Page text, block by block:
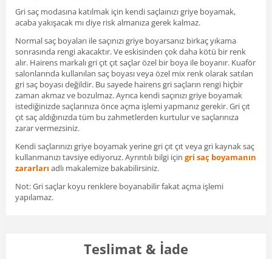
Gri saç modasına katılmak için kendi saçlaınızı griye boyamak,
acaba yakışacak mı diye risk almanıza gerek kalmaz.
Normal saç boyaları ile saçınızı griye boyarsanız birkaç yıkama
sonrasında rengi akacaktır. Ve eskisinden çok daha kötü bir renk
alır. Hairens markalı gri çıt çıt saçlar özel bir boya ile boyanır. Kuaför
salonlarında kullanılan saç boyası veya özel mix renk olarak satılan
gri saç boyası değildir. Bu sayede hairens gri saçların rengi hiçbir
zaman akmaz ve bozulmaz. Ayrıca kendi saçınızı griye boyamak
istediğinizde saçlarınıza önce açma işlemi yapmanız gerekir. Gri çıt
çıt saç aldığınızda tüm bu zahmetlerden kurtulur ve saçlarınıza
zarar vermezsiniz.
Kendi saçlarınızı griye boyamak yerine gri çıt çıt veya gri kaynak saç
kullanmanızı tavsiye ediyoruz. Ayrıntılı bilgi için gri saç boyamanın
zararları adlı makalemize bakabilirsiniz.
Not: Gri saçlar koyu renklere boyanabilir fakat açma işlemi
yapılamaz.
Teslimat & İade